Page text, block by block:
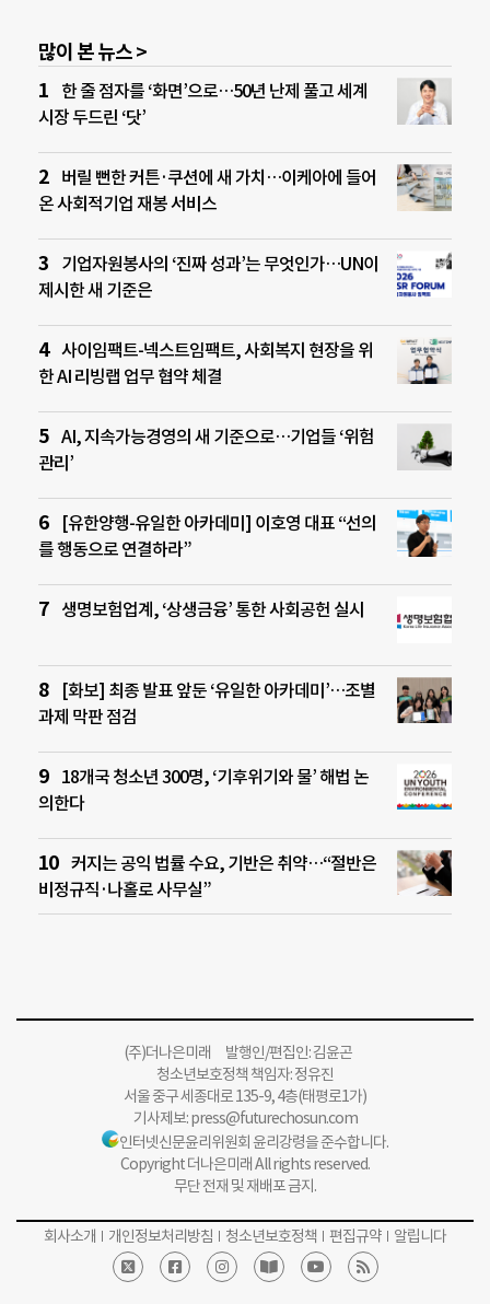
많이 본 뉴스 >
한 줄 점자를 ‘화면’으로…50년 난제 풀고 세계
시장 두드린 ‘닷’
버릴 뻔한 커튼·쿠션에 새 가치…이케아에 들어
온 사회적기업 재봉 서비스
기업자원봉사의 ‘진짜 성과’는 무엇인가…UN이
제시한 새 기준은
사이임팩트-넥스트임팩트, 사회복지 현장을 위
한 AI 리빙랩 업무 협약 체결
AI, 지속가능경영의 새 기준으로…기업들 ‘위험
관리’
[유한양행-유일한 아카데미] 이호영 대표 “선의
를 행동으로 연결하라”
생명보험업계, ‘상생금융’ 통한 사회공헌 실시
[화보] 최종 발표 앞둔 ‘유일한 아카데미’…조별
과제 막판 점검
18개국 청소년 300명, ‘기후위기와 물’ 해법 논
의한다
커지는 공익 법률 수요, 기반은 취약…“절반은
비정규직·나홀로 사무실”
(주)더나은미래 발행인/편집인: 김윤곤
청소년보호정책 책임자: 정유진
서울 중구 세종대로 135-9, 4층(태평로1가)
기사제보:press@futurechosun.com
인터넷신문윤리위원회 윤리강령을 준수합니다.
Copyright 더나은미래 All rights reserved.
무단 전재 및 재배포 금지.
회사소개 개인정보처리방침 청소년보호정책 편집규약 알립니다